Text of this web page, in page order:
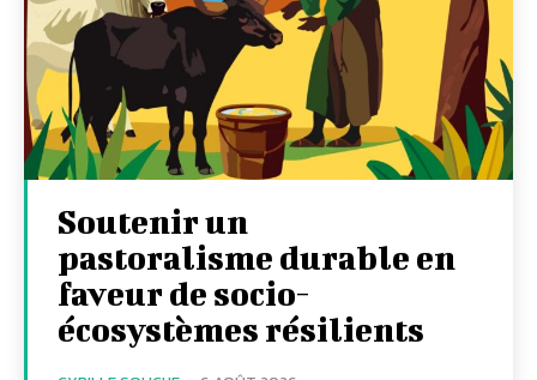
Soutenir un
pastoralisme durable en
faveur de socio-
écosystèmes résilients